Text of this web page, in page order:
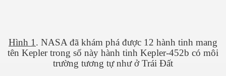
Hình 1 . NASA đã khám phá được 12 hành tinh mang
tên Kepler trong số này hành tinh Kepler-452b có môi
trường tương tự như ở Trái Đất